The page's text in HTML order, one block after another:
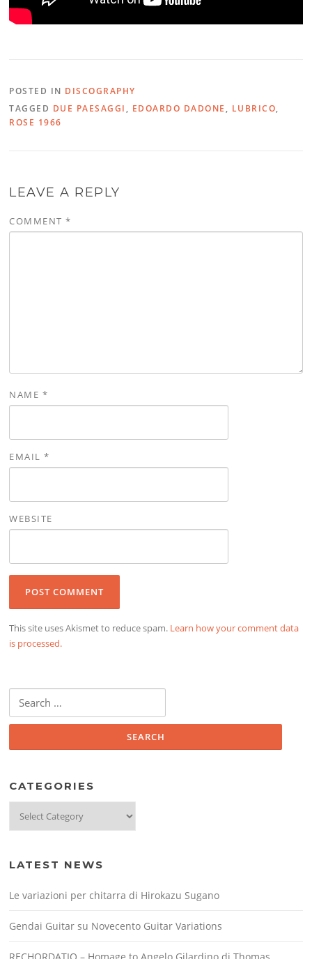
POSTED IN DISCOGRAPHY
TAGGED DUE PAESAGGI , EDOARDO DADONE , LUBRICO,
ROSE 1966
LEAVE A REPLY
COMMENT*
NAME *
EMAIL*
WEBSITE
This site uses Akismet to reduce spam. Learn how your comment data
is processed.
for:
CATEGORIES
LATEST NEWS
Le variazioni per chitarra di Hirokazu Sugano
Gendai Guitar su Novecento Guitar Variations